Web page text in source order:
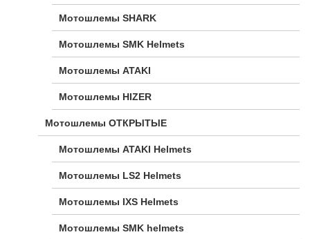
Мотошлемы SHARK
Мотошлемы SMK Helmets
Мотошлемы ATAKI
Мотошлемы HIZER
Мотошлемы ОТКРЫТЫЕ
Мотошлемы ATAKI Helmets
Мотошлемы LS2 Helmets
Мотошлемы IXS Helmets
Мотошлемы SMK helmets